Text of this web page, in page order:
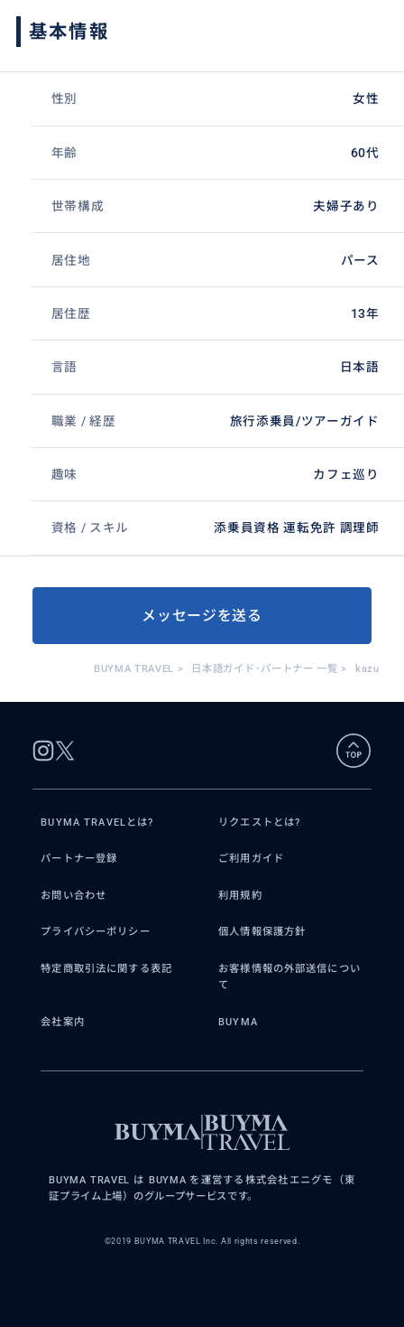
基本情報
性別 女性
年齢 60代
世帯構成 夫婦子あり
居住地 パース
居住歴 13年
言語 日本語
職業 / 経歴 旅行添乗員/ツアーガイド
趣味 カフェ巡り
資格 / スキル 添乗員資格 運転免許 調理師
メッセージを送る
BUYMA TRAVEL > 日本語ガイド･パートナー 一覧 > kazu
BUYMA TRAVELとは? リクエストとは?
パートナー登録 ご利用ガイド
お問い合わせ 利用規約
プライバシーポリシー 個人情報保護方針
特定商取引法に関する表記
お客様情報の外部送信につい
て
会社案内 BUYMA
BUYMA TRAVEL は BUYMA を運営する株式会社エニグモ（東
証プライム上場）のグループサービスです。
©2019 BUYMA TRAVEL Inc. All rights reserved.